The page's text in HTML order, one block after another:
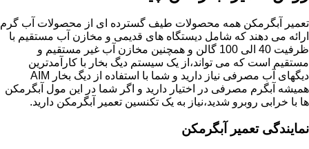
تعمیر آبگرمکن همه محصولات طیف گسترده ای از محصولات آب گرم
ارائه می دهند که شامل دیستگاه های قدیمی و مخازن آب مستقیم با
ظرفیت 40 الی 100 گالن و همچنین مخازن آب غیر مستقیم و
مستقیم است که می تواند،از یک سیستم دیگ بخار با کارآمدترین
دیگهای آب مصرفی نیاز دارید و شما با استفاده از دیگ بخار AIM
همیشه آبگرم مصرفی در اختیار دارید و اگر شما در این مول آبگرمکن
ها با خرابی روبرو شدید،نیاز به یک تکنسین تعمیر آبگرمکن دارید.
نمایندگی تعمیر آبگرمکن